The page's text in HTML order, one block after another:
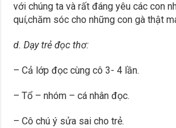
với chúng ta và rất đáng yêu các con
quí,chăm sóc cho những con gà thật
d. Dạy trẻ đọc thơ:
– Cả lớp đọc cùng cô 3- 4 lần.
– Tổ – nhóm – cá nhân đọc.
– Cô chú ý sửa sai cho trẻ.